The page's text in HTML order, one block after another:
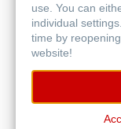
use. You can
individual
time by
website!